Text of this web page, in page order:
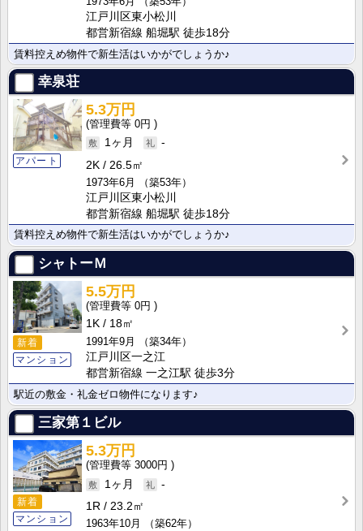
江戸川区東小松川
都営新宿線 船堀駅 徒歩18分
賃料控えめ物件で新生活はいかがでしょうか♪
幸泉荘
アパート
5.3万円
0円
1ヶ月
-
2K
26.5㎡
1973年6月
（築53年）
江戸川区東小松川
都営新宿線 船堀駅 徒歩18分
賃料控えめ物件で新生活はいかがでしょうか♪
シャトーＭ
新着
マンション
5.5万円
0円
1K
18㎡
1991年9月
（築34年）
江戸川区一之江
都営新宿線 一之江駅 徒歩3分
駅近の敷金・礼金ゼロ物件になります♪
三家第１ビル
新着
マンション
5.3万円
3000円
1ヶ月
-
1R
23.2㎡
1963年10月
（築62年）